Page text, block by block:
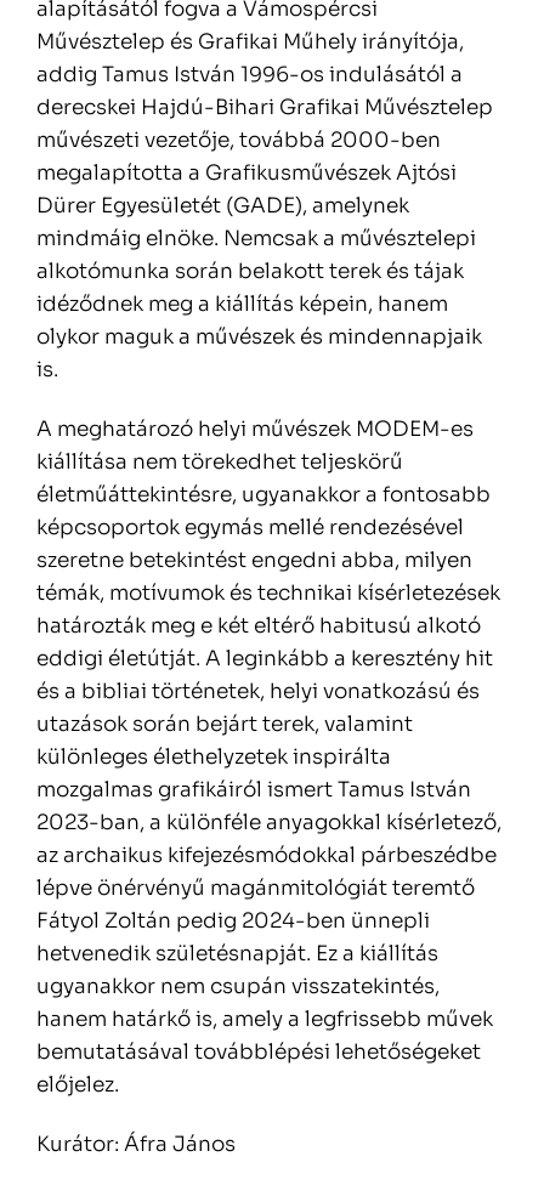
alapításától fogva a Vámospércsi
Művésztelep és Grafikai Műhely irányítója,
addig Tamus István 1996-os indulásától a
derecskei Hajdú-Bihari Grafikai Művésztelep
művészeti vezetője, továbbá 2000-ben
megalapította a Grafikusművészek Ajtósi
Dürer Egyesületét (GADE), amelynek
mindmáig elnöke. Nemcsak a művésztelepi
alkotómunka során belakott terek és tájak
idéződnek meg a kiállítás képein, hanem
olykor maguk a művészek és mindennapjaik
is.
A meghatározó helyi művészek MODEM-es
kiállítása nem törekedhet teljeskörű
életműáttekintésre, ugyanakkor a fontosabb
képcsoportok egymás mellé rendezésével
szeretne betekintést engedni abba, milyen
témák, motívumok és technikai kísérletezések
határozták meg e két eltérő habitusú alkotó
eddigi életútját. A leginkább a keresztény hit
és a bibliai történetek, helyi vonatkozású és
utazások során bejárt terek, valamint
különleges élethelyzetek inspirálta
mozgalmas grafikáiról ismert Tamus István
2023-ban, a különféle anyagokkal kísérletező,
az archaikus kifejezésmódokkal párbeszédbe
lépve önérvényű magánmitológiát teremtő
Fátyol Zoltán pedig 2024-ben ünnepli
hetvenedik születésnapját. Ez a kiállítás
ugyanakkor nem csupán visszatekintés,
hanem határkő is, amely a legfrissebb művek
bemutatásával továbblépési lehetőségeket
előjelez.
Kurátor: Áfra János